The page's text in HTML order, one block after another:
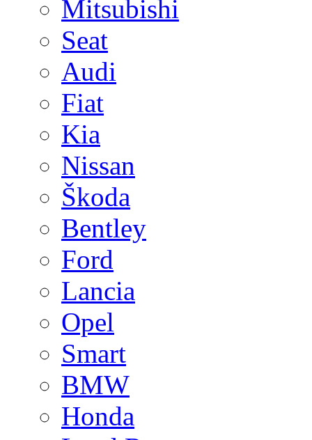
Mitsubishi
Seat
Audi
Fiat
Kia
Nissan
Škoda
Bentley
Ford
Lancia
Opel
Smart
BMW
Honda